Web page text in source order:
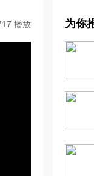
播放 为你